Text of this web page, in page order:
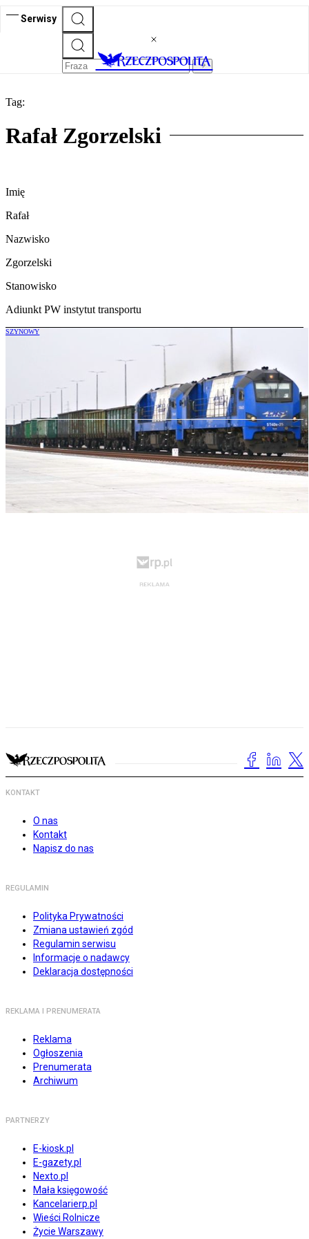
Serwisy
Tag:
Rafał Zgorzelski
Imię
Rafał
Nazwisko
Zgorzelski
Stanowisko
Adiunkt PW instytut transportu
SZYNOWY
Jaka jest przyszłość przed PKP LHS i
terminalem w Sławkowie?
KONTAKT
O nas
Kontakt
Napisz do nas
REGULAMIN
Polityka Prywatności
Zmiana ustawień zgód
Regulamin serwisu
Informacje o nadawcy
Deklaracja dostępności
REKLAMA I PRENUMERATA
Reklama
Ogłoszenia
Prenumerata
Archiwum
PARTNERZY
E-kiosk.pl
E-gazety.pl
Nexto.pl
Mała księgowość
Kancelarierp.pl
Wieści Rolnicze
Życie Warszawy